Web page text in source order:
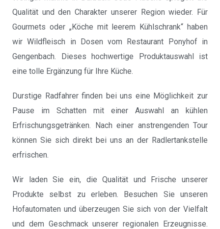
Qualität und den Charakter unserer Region wieder. Für
Gourmets oder „Köche mit leerem Kühlschrank“ haben
wir Wildfleisch in Dosen vom Restaurant Ponyhof in
Gengenbach. Dieses hochwertige Produktauswahl ist
eine tolle Ergänzung für Ihre Küche.
Durstige Radfahrer finden bei uns eine Möglichkeit zur
Pause im Schatten mit einer Auswahl an kühlen
Erfrischungsgetränken. Nach einer anstrengenden Tour
können Sie sich direkt bei uns an der Radlertankstelle
erfrischen.
Wir laden Sie ein, die Qualität und Frische unserer
Produkte selbst zu erleben. Besuchen Sie unseren
Hofautomaten und überzeugen Sie sich von der Vielfalt
und dem Geschmack unserer regionalen Erzeugnisse.